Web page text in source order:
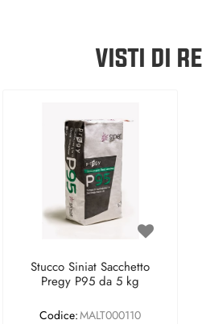
VISTI DI
Stucco Siniat Sacchetto
Pregy P95 da 5 kg
Codice:MALT000110